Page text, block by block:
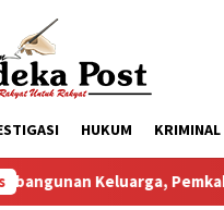
HUKUM KRIMINAL
Pemkab Pasuruan